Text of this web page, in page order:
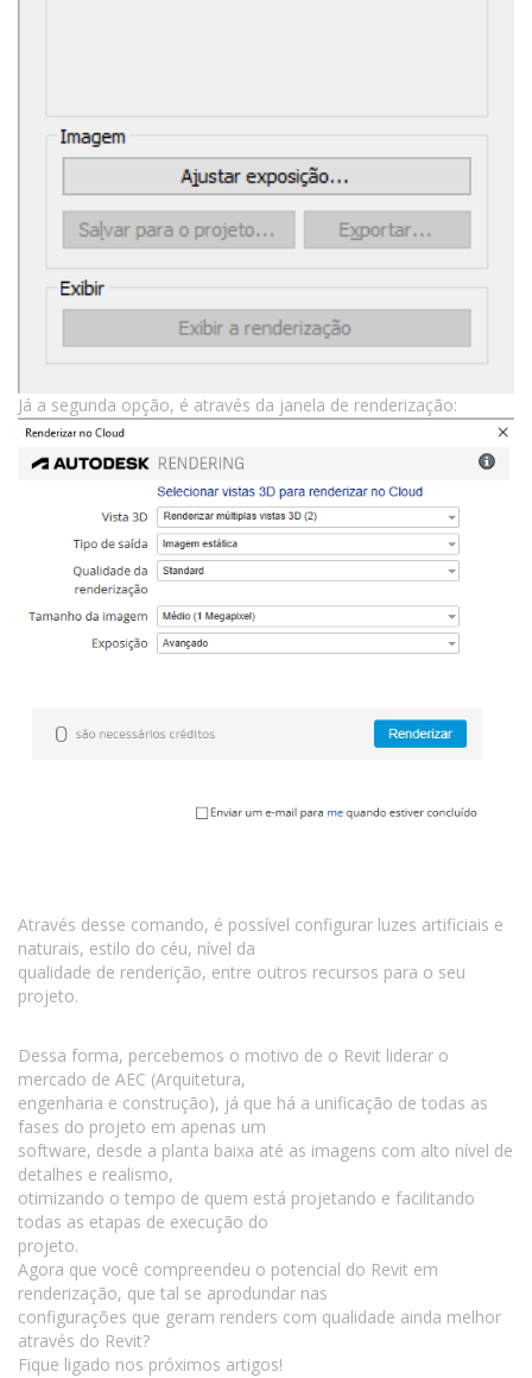
Já a segunda opção, é através da janela de renderização:
Através desse comando, é possível configurar luzes artificiais e
naturais, estilo do céu, nível da
qualidade de renderição, entre outros recursos para o seu
projeto.
Dessa forma, percebemos o motivo de o Revit liderar o
mercado de AEC (Arquitetura,
engenharia e construção), já que há a unificação de todas as
fases do projeto em apenas um
software, desde a planta baixa até as imagens com alto nível de
detalhes e realismo,
otimizando o tempo de quem está projetando e facilitando
todas as etapas de execução do
projeto.
Agora que você compreendeu o potencial do Revit em
renderização, que tal se aprodundar nas
configurações que geram renders com qualidade ainda melhor
através do Revit?
Fique ligado nos próximos artigos!